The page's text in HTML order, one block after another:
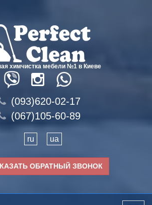
химчистка мебели №1 в Киеве
(093)620-02-17
(067)105-60-89
ru ua
ОБРАТНЫЙ ЗВОНОК